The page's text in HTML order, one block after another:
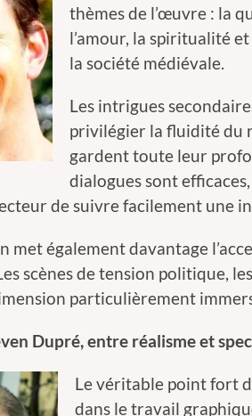
thèmes de l’œuvre : la
l’amour, la spiritualité
la société médiévale.
Les intrigues
privilégier la fluidité du
gardent toute leur
dialogues sont
de suivre facilement une
met également davantage
scènes de tension politique,
particulièrement
Dupré, entre réalisme et
Le véritable point fort
dans le travail